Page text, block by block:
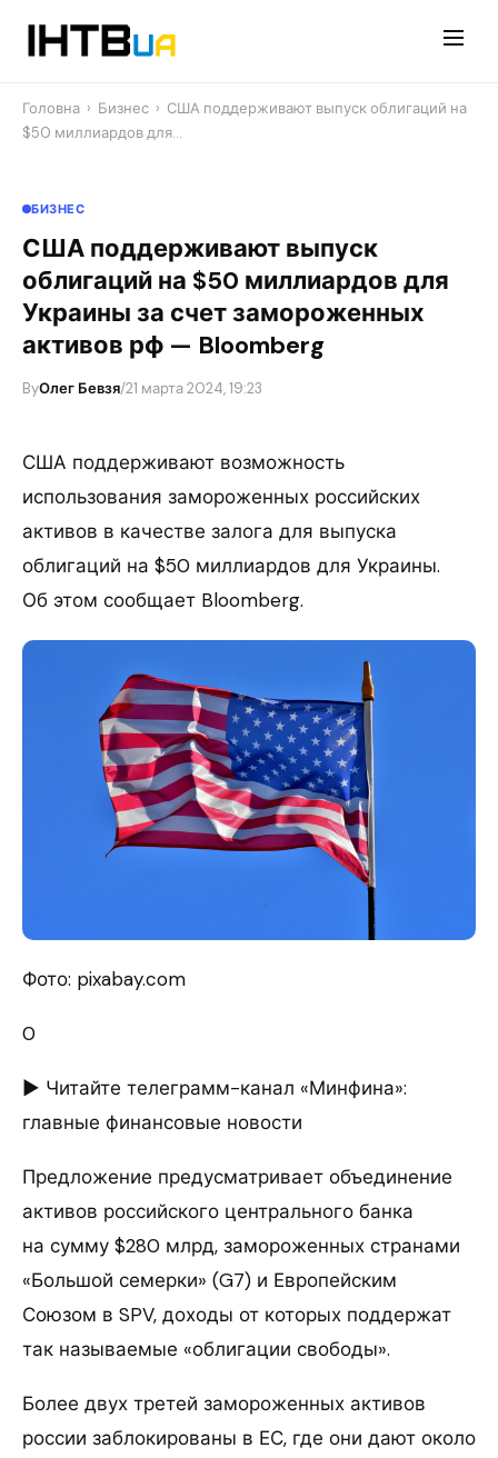
Головна › Бизнес › США поддерживают выпуск облигаций на
$50 миллиардов для…
БИЗНЕС
США поддерживают выпуск
облигаций на $50 миллиардов для
Украины за счет замороженных
активов рф — Bloomberg
ByОлег Бевзя/21 марта 2024, 19:23
США поддерживают возможность
использования замороженных российских
активов в качестве залога для выпуска
облигаций на $50 миллиардов для Украины.
Об этом сообщает Bloomberg.
Фото: pixabay.com
0
► Читайте телеграмм-канал «Минфина»:
главные финансовые новости
Предложение предусматривает объединение
активов российского центрального банка
на сумму $280 млрд, замороженных странами
«Большой семерки» (G7) и Европейским
Союзом в SPV, доходы от которых поддержат
так называемые «облигации свободы».
Более двух третей замороженных активов
россии заблокированы в ЕС, где они дают около